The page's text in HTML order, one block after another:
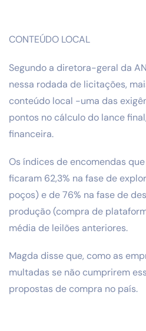
CONTEÚDO LOCAL
Segundo a diretora-geral da
nessa rodada de licitações,
conteúdo local -uma das
pontos no cálculo do lance
financeira.
Os índices de encomendas
ficaram 62,3% na fase de
poços) e de 76% na fase de
produção (compra de
média de leilões anteriores.
Magda disse que, como as
multadas se não cumprirem
propostas de compra no país.